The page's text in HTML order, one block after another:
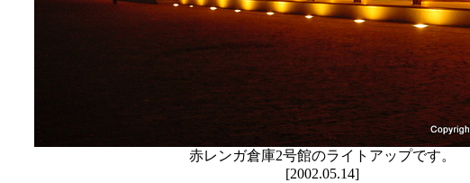
赤レンガ倉庫2号館のライトアップです。
[2002.05.14]